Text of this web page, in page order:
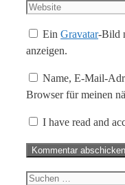
EinGravatar-Bild
anzeigen.
Name, E-Mail-
Browser für meinen
I have read and
Suche